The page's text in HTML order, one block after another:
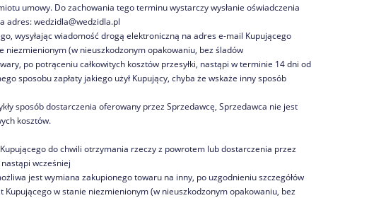
umowy. Do zachowania tego terminu wystarczy wysłanie oświadczenia
adres: wedzidla@wedzidla.pl
wysyłając wiadomość drogą elektroniczną na adres e-mail Kupującego
(w nieuszkodzonym opakowaniu, bez śladów
po potrąceniu całkowitych kosztów przesyłki, nastąpi w terminie 14 dni od
sposobu zapłaty jakiego użył Kupujący, chyba że wskaże inny sposób
sposób dostarczenia oferowany przez Sprzedawcę, Sprzedawca nie jest
kosztów.
do chwili otrzymania rzeczy z powrotem lub dostarczenia przez
wcześniej
jest wymiana zakupionego towaru na inny, po uzgodnieniu szczegółów
w stanie niezmienionym (w nieuszkodzonym opakowaniu, bez